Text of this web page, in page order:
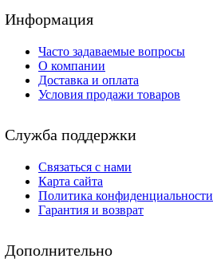
Информация
Часто задаваемые вопросы
О компании
Доставка и оплата
Условия продажи товаров
Служба поддержки
Связаться с нами
Карта сайта
Политика конфиденциальности
Гарантия и возврат
Дополнительно